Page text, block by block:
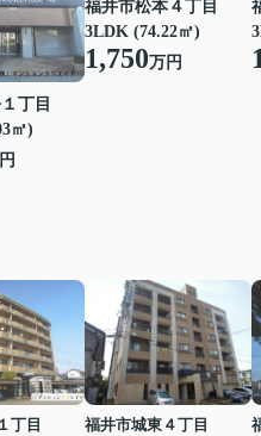
丁目
㎡)
福井市松本４丁目
3LDK (74.22㎡)
1,750万円
丁目
福井市城東４丁目